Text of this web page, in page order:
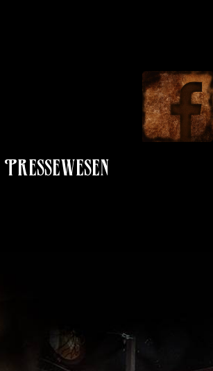
Pressewesen